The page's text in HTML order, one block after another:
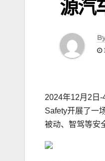
源汽
2024年12月2日
Safety开展了一
被动、智驾等安